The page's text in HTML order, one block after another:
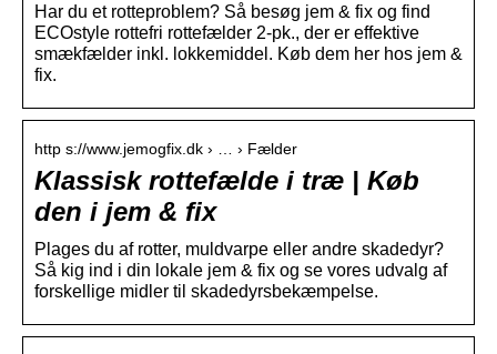
Har du et rotteproblem? Så besøg jem & fix og find
ECOstyle rottefri rottefælder 2-pk., der er effektive
smækfælder inkl. lokkemiddel. Køb dem her hos jem &
fix.
http s://www.jemogfix.dk › … › Fælder
Klassisk rottefælde i træ | Køb
den i jem & fix
Plages du af rotter, muldvarpe eller andre skadedyr?
Så kig ind i din lokale jem & fix og se vores udvalg af
forskellige midler til skadedyrsbekæmpelse.